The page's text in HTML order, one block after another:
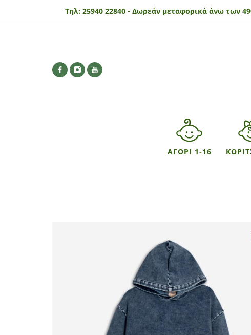
Τηλ: 25940 22840 - Δωρεάν μεταφορικά άνω των
ΑΓΟΡΙ 1-16